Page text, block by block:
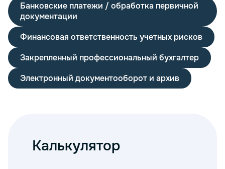
Банковские платежи / обработка первичной
документации
Финансовая ответственность учетных рисков
Закрепленный профессиональный бухгалтер
Электронный документооборот и архив
Калькулятор